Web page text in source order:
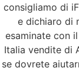
consigliamo di
e dichiaro di
esaminate con
Italia vendite di
se dovrete